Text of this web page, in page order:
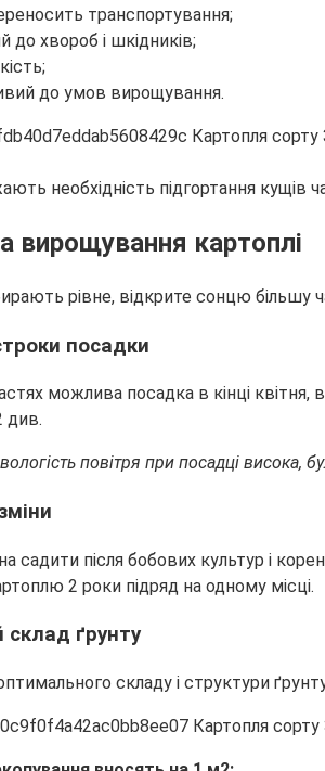
транспортування;
до хвороб і шкідників;
до умов вирощування.
необхідність підгортання кущів
вирощування картоплі
рівне, відкрите сонцю більшу
посадки
можлива посадка в кінці
див.
повітря при посадці висока,
після бобових культур і
2 роки підряд на одному місці.
ґрунту
складу і структури